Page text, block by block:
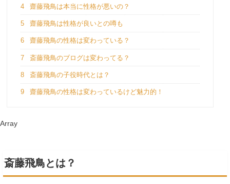
4 齋藤飛鳥は本当に性格が悪いの？
5 齋藤飛鳥は性格が良いとの噂も
6 齋藤飛鳥の性格は変わっている？
7 斎藤飛鳥のブログは変わってる？
8 斎藤飛鳥の子役時代とは？
9 齋藤飛鳥の性格は変わっているけど魅力的！
Array
斎藤飛鳥とは？